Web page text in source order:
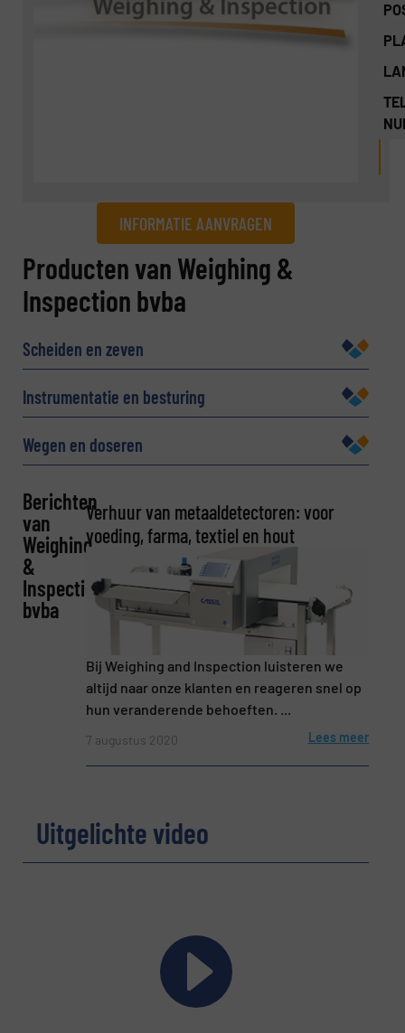
INFORMATIE AANVRAGEN
Informatie aanvragen
Naam(Vereist)
Bedrijf
Telefoonnummer
Onderwerp (Vereist)
(Vereist)
Ja, schrijf mij in voor de BulkTech
Producten van Weighing &
Inspection bvba
Scheiden en zeven
Instrumentatie en besturing
Wegen en doseren
Berichten
van
Weighing
&
Inspection
bvba
Verhuur van metaaldetectoren: voor
voeding, farma, textiel en hout
Bij Weighing and Inspection luisteren we
altijd naar onze klanten en reageren snel op
hun veranderende behoeften. ...
7 augustus 2020 Lees meer
Uitgelichte video